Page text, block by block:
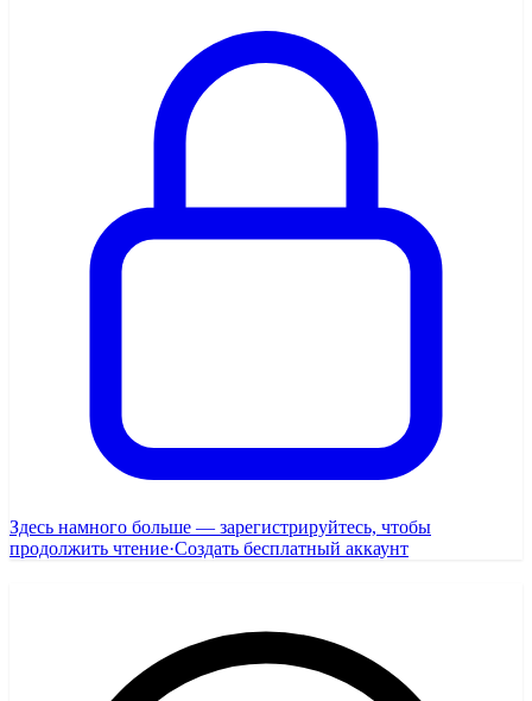
Здесь намного больше — зарегистрируйтесь, чтобы
продолжить чтение·Создать бесплатный аккаунт